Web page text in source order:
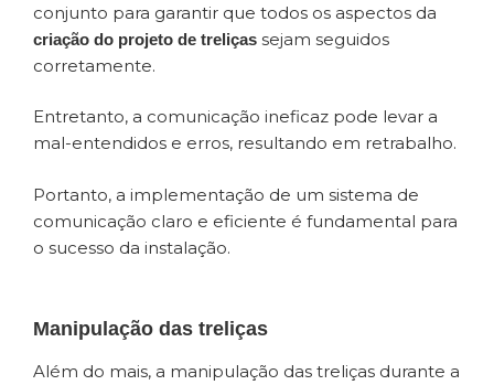
conjunto para garantir que todos os aspectos da
criação do projeto de treliças sejam seguidos
corretamente.
Entretanto, a comunicação ineficaz pode levar a
mal-entendidos e erros, resultando em retrabalho.
Portanto, a implementação de um sistema de
comunicação claro e eficiente é fundamental para
o sucesso da instalação.
Manipulação das treliças
Além do mais, a manipulação das treliças durante a